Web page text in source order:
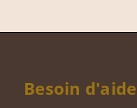
Besoin